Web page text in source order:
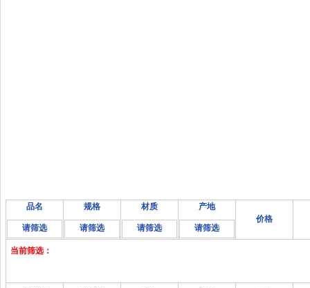
品名
请筛选
规格
请筛选
材质
请筛选
产地
请筛选
价格
当前筛选：